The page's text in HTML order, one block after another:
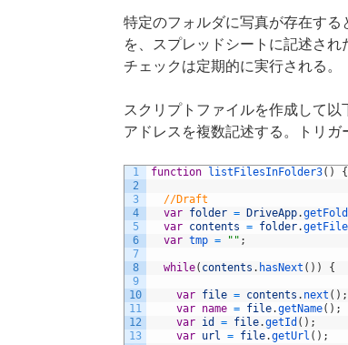
特定のフォルダに写真が存在す
を、スプレッドシートに記述さ
チェックは定期的に実行される。
スクリプトファイルを作成して
アドレスを複数記述する。トリガ
1
2
3
4
5
6
7
8
9
10
11
12
13
function listFilesInFolder3( ) {
//Draft
var folder = DriveApp.
var contents = folder.
var tmp = "" ;
while( contents . hasNext ( ) ) {
var file = contents . next ( ) ;
var name = file.getName( ) ;
var id = file.getId ( ) ;
var url = file.getUrl ( ) ;